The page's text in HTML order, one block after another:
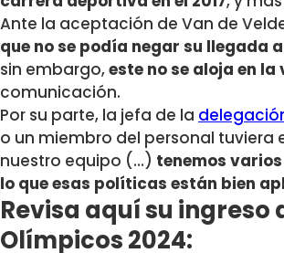
Ante la aceptación de Van de
que no se podía negar su llegada
sin embargo,este no se aloja en
comunicación.
Por su parte, la jefa de la
o un miembro del personal tuviera
nuestro equipo (…) tenemos
lo que esas políticas están bien
Revisa aquí su ingreso
Olímpicos 2024: